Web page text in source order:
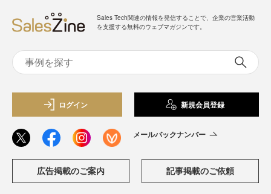
Sales Tech関連の情報を発信することで、企業の営業活動
を支援する無料のウェブマガジンです。
ログイン 新規会員登録
メールバックナンバー
広告掲載のご案内 記事掲載のご依頼